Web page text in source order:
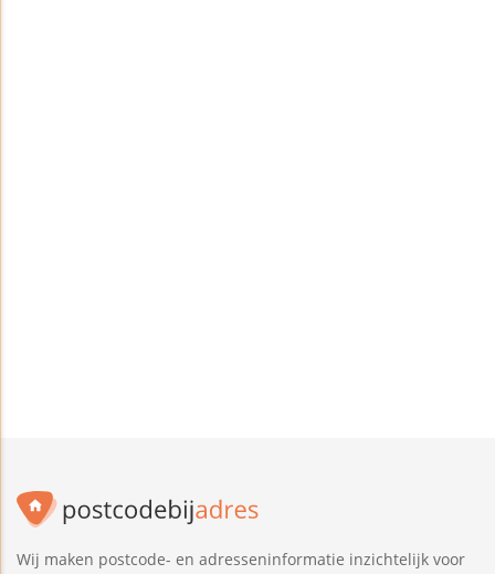
Wij maken postcode- en adresseninformatie inzichtelijk voor